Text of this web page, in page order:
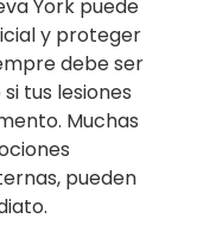
York puede
y proteger
debe ser
tus lesiones
Muchas
pueden